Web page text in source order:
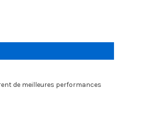
de meilleures performances